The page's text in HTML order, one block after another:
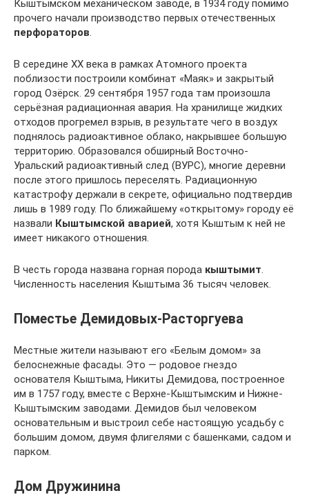
Кыштымском механическом заводе, в 1934 году помимо
прочего начали производство первых отечественных
перфораторов.
В середине XX века в рамках Атомного проекта
поблизости построили комбинат «Маяк» и закрытый
город Озёрск. 29 сентября 1957 года там произошла
серьёзная радиационная авария. На хранилище жидких
отходов прогремел взрыв, в результате чего в воздух
поднялось радиоактивное облако, накрывшее большую
территорию. Образовался обширный Восточно-
Уральский радиоактивный след (ВУРС), многие деревни
после этого пришлось переселять. Радиационную
катастрофу держали в секрете, официально подтвердив
лишь в 1989 году. По ближайшему «открытому» городу её
назвали Кыштымской аварией, хотя Кыштым к ней не
имеет никакого отношения.
В честь города названа горная порода кыштымит.
Численность населения Кыштыма 36 тысяч человек.
Поместье Демидовых-Расторгуева
Местные жители называют его «Белым домом» за
белоснежные фасады. Это — родовое гнездо
основателя Кыштыма, Никиты Демидова, построенное
им в 1757 году, вместе с Верхне-Кыштымским и Нижне-
Кыштымским заводами. Демидов был человеком
основательным и выстроил себе настоящую усадьбу с
большим домом, двумя флигелями с башенками, садом и
парком.
Дом Дружинина